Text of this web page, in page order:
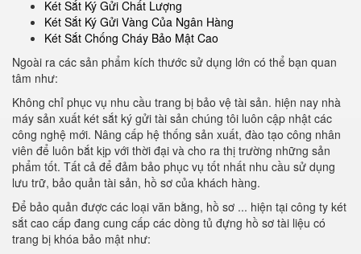
Két Sắt Ký Gửi Chất Lượng
Két Sắt Ký Gửi Vàng Của Ngân Hàng
Két Sắt Chống Cháy Bảo Mật Cao
Ngoài ra các sản phẩm kích thước sử dụng lớn có thể bạn quan
tâm như:
Không chỉ phục vụ nhu cầu trang bị bảo vệ tài sản. hiện nay nhà
máy sản xuất két sắt ký gửi tài sản chúng tôi luôn cập nhật các
công nghệ mới. Nâng cấp hệ thống sản xuất, đào tạo công nhân
viên để luôn bắt kịp với thời đại và cho ra thị trường những sản
phẩm tốt. Tất cả để đảm bảo phục vụ tốt nhất nhu cầu sử dụng
lưu trữ, bảo quản tài sản, hồ sơ của khách hàng.
Để bảo quản được các loại văn bằng, hồ sơ ... hiện tại công ty két
sắt cao cấp đang cung cấp các dòng tủ đựng hồ sơ tài liệu có
trang bị khóa bảo mật như: